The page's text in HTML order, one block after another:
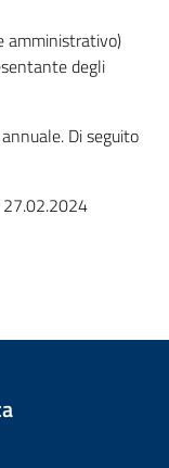
amministrativo)
degli
Di seguito